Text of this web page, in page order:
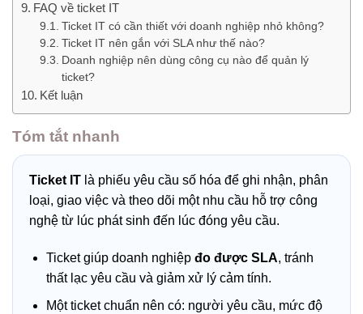
FAQ về ticket IT
Ticket IT có cần thiết với doanh nghiệp nhỏ không?
Ticket IT nên gắn với SLA như thế nào?
Doanh nghiệp nên dùng công cụ nào để quản lý
ticket?
Kết luận
Tóm tắt nhanh
Ticket IT là phiếu yêu cầu số hóa để ghi nhận, phân
loại, giao việc và theo dõi một nhu cầu hỗ trợ công
nghệ từ lúc phát sinh đến lúc đóng yêu cầu.
Ticket giúp doanh nghiệp đo được SLA, tránh
thất lạc yêu cầu và giảm xử lý cảm tính.
Một ticket chuẩn nên có: người yêu cầu, mức độ